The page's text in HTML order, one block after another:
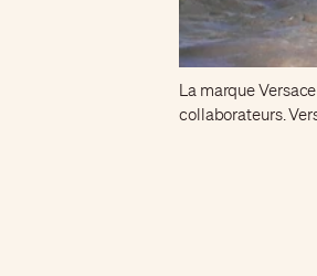
La marque
collaborateurs.